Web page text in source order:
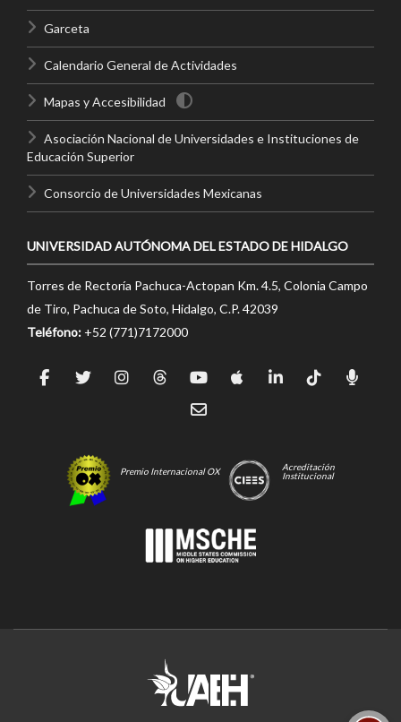
Garceta
Calendario General de Actividades
Mapas y Accesibilidad
Asociación Nacional de Universidades e Instituciones de
Educación Superior
Consorcio de Universidades Mexicanas
UNIVERSIDAD AUTÓNOMA DEL ESTADO DE HIDALGO
Torres de Rectoría Pachuca-Actopan Km. 4.5, Colonia Campo
de Tiro, Pachuca de Soto, Hidalgo, C.P. 42039
Teléfono: +52 (771)7172000
Premio Internacional OX
Acreditación
Institucional